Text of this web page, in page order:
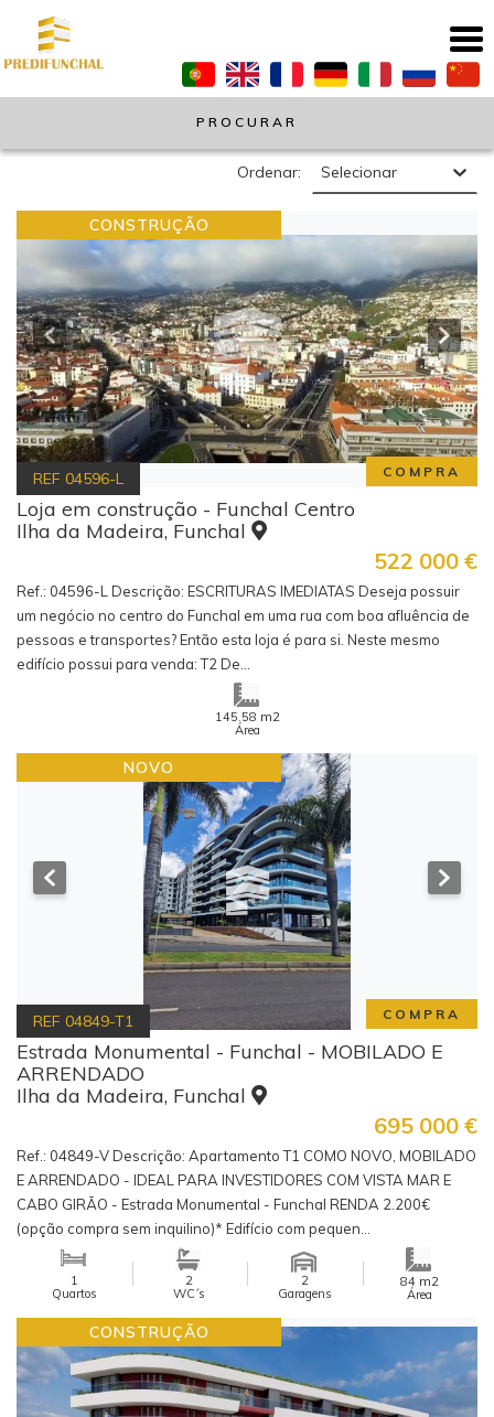
PROCURAR
Ordenar: Selecionar
CONSTRUÇÃO
COMPRA
REF 04596-L
Loja em construção - Funchal Centro
Ilha da Madeira, Funchal
522 000 €
Ref.: 04596-L Descrição: ESCRITURAS IMEDIATAS Deseja possuir
um negócio no centro do Funchal em uma rua com boa afluência de
pessoas e transportes? Então esta loja é para si. Neste mesmo
edifício possui para venda: T2 De...
145.58 m2
Área
NOVO
COMPRA
REF 04849-T1
Estrada Monumental - Funchal - MOBILADO E
ARRENDADO
Ilha da Madeira, Funchal
695 000 €
Ref.: 04849-V Descrição: Apartamento T1 COMO NOVO, MOBILADO
E ARRENDADO - IDEAL PARA INVESTIDORES COM VISTA MAR E
CABO GIRÃO - Estrada Monumental - Funchal RENDA 2.200€
(opção compra sem inquilino)* Edifício com pequen...
1
Quartos
2
WC´s
2
Garagens
84 m2
Área
CONSTRUÇÃO